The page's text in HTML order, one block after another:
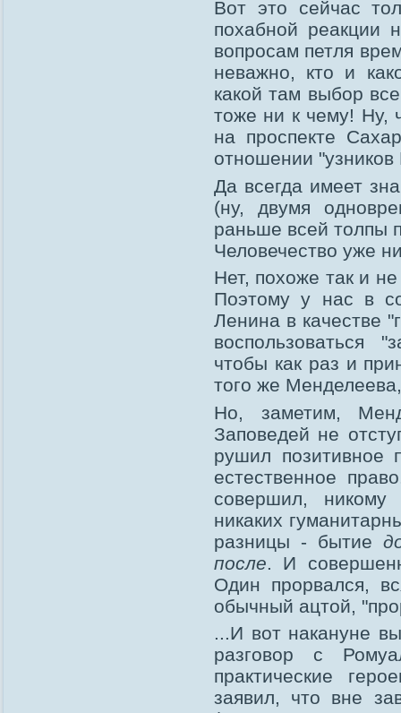
Вот это сейчас
похабной реакции
вопросам петля
неважно, кто и
какой там выбор
тоже ни к чему! Ну,
на проспекте
отношении
Да всегда имеет
(ну, двумя
раньше всей толпы
Человечество уже
Нет, похоже так и
Поэтому у нас в
Ленина в качестве
воспользоваться
чтобы как раз и
того же
Но, заметим,
Заповедей не
рушил позитивное
естественное
совершил,
никаких
разницы - бытие
после . И
Один прорвался,
обычный ацтой,
...И вот накануне
разговор с
практические
заявил, что вне